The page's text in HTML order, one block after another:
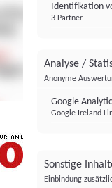
Identifikation
3 Partner
Analyse /
Anonyme
Google
Google Ireland
Sonstige
Einbindung